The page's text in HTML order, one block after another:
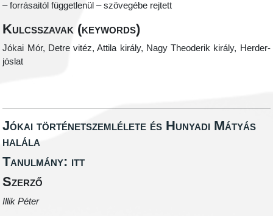
– forrásaitól függetlenül – szövegébe rejtett
Kulcsszavak (keywords)
Jókai Mór, Detre vitéz, Attila király, Nagy Theoderik király, Herder-
jóslat
Jókai történetszemlélete és Hunyadi Mátyás
halála
Tanulmány: itt
Szerző
Illik Péter